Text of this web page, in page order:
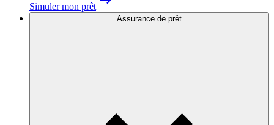
Simuler mon prêt
Assurance de prêt